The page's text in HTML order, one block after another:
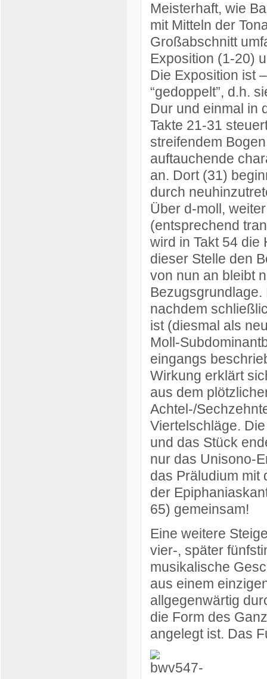
Meisterhaft, wie
mit Mitteln der
Großabschnitt
Exposition (1-20)
Die Exposition ist
“gedoppelt”, d.h.
Dur und einmal in
Takte 21-31
streifendem
auftauchende
an. Dort (31)
durch
Über d-moll,
(entsprechend
wird in Takt 54 die
dieser Stelle den
von nun an bleibt
nachdem
ist (diesmal als
Moll-
eingangs
Wirkung erklärt
aus dem
Achtel-/
Viertelschläge.
und das Stück
nur das Unisono-
das Präludium mit
der
65) gemeinsam!
Eine weitere
vier-, später
musikalische
aus einem
allgegenwärtig
die Form des
angelegt ist. Das